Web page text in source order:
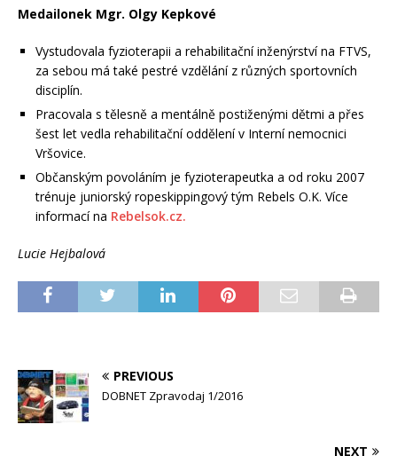
Medailonek Mgr. Olgy Kepkové
Vystudovala fyzioterapii a rehabilitační inženýrství na FTVS,
za sebou má také pestré vzdělání z různých sportovních
disciplín.
Pracovala s tělesně a mentálně postiženými dětmi a přes
šest let vedla rehabilitační oddělení v Interní nemocnici
Vršovice.
Občanským povoláním je fyzioterapeutka a od roku 2007
trénuje juniorský ropeskippingový tým Rebels O.K. Více
informací na Rebelsok.cz.
Lucie Hejbalová
PREVIOUS
DOBNET Zpravodaj 1/2016
NEXT